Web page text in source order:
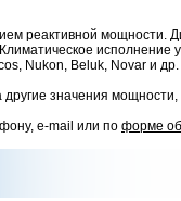
реактивной
Nukon, Beluk, Novar и др.
другие значения
e-mail или по форме